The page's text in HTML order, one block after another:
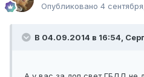
Опубликовано 4
В 04.09.2014 в 16:54,